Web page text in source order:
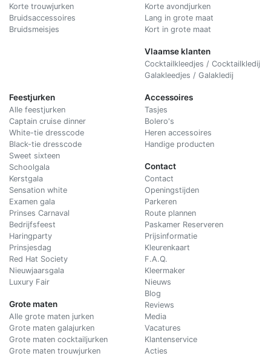
Korte trouwjurken
Bruidsaccessoires
Bruidsmeisjes
Korte avondjurken
Lang in grote maat
Kort in grote maat
Vlaamse klanten
Cocktailkleedjes / Cocktailkledij
Galakleedjes / Galakledij
Feestjurken
Alle feestjurken
Captain cruise dinner
White-tie dresscode
Black-tie dresscode
Sweet sixteen
Schoolgala
Kerstgala
Sensation white
Examen gala
Prinses Carnaval
Bedrijfsfeest
Haringparty
Prinsjesdag
Red Hat Society
Nieuwjaarsgala
Luxury Fair
Grote maten
Alle grote maten jurken
Grote maten galajurken
Grote maten cocktailjurken
Grote maten trouwjurken
Accessoires
Tasjes
Bolero's
Heren accessoires
Handige producten
Contact
Contact
Openingstijden
Parkeren
Route plannen
Paskamer Reserveren
Prijsinformatie
Kleurenkaart
F.A.Q.
Kleermaker
Nieuws
Blog
Reviews
Media
Vacatures
Klantenservice
Acties